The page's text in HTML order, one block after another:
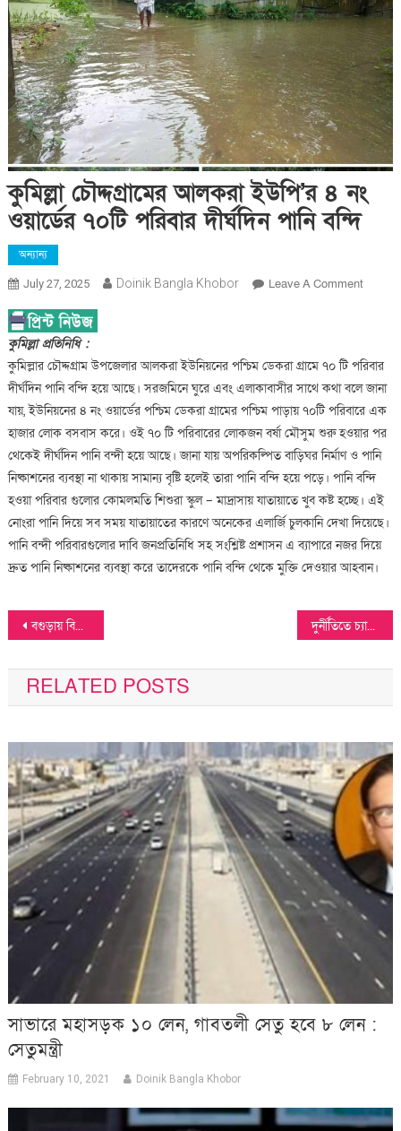
কুমিল্লা চৌদ্দগ্রামের আলকরা ইউপি’র ৪ নং
ওয়ার্ডের ৭০টি পরিবার দীর্ঘদিন পানি বন্দি
অন্যান্য
July 27, 2025 Doinik Bangla Khobor Leave A CommentOn
ইউপি’র
৪
নং
ওয়ার্ডের
৭০টি
পরিবার
পানি
বন্দি
কুমিল্লা প্রতিনিধি :
কুমিল্লার চৌদ্দগ্রাম উপজেলার আলকরা ইউনিয়নের পশ্চিম ডেকরা গ্রামে ৭০ টি পরিবার
দীর্ঘদিন পানি বন্দি হয়ে আছে। সরজমিনে ঘুরে এবং এলাকাবাসীর সাথে কথা বলে জানা
যায়, ইউনিয়নের ৪ নং ওয়ার্ডের পশ্চিম ডেকরা গ্রামের পশ্চিম পাড়ায় ৭০টি পরিবারে এক
হাজার লোক বসবাস করে। ওই ৭০ টি পরিবারের লোকজন বর্ষা মৌসুম শুরু হওয়ার পর
থেকেই দীর্ঘদিন পানি বন্দী হয়ে আছে। জানা যায় অপরিকল্পিত বাড়িঘর নির্মাণ ও পানি
নিষ্কাশনের ব্যবস্থা না থাকায় সামান্য বৃষ্টি হলেই তারা পানি বন্দি হয়ে পড়ে। পানি বন্দি
হওয়া পরিবার গুলোর কোমলমতি শিশুরা স্কুল – মাদ্রাসায় যাতায়াতে খুব কষ্ট হচ্ছে। এই
নোংরা পানি দিয়ে সব সময় যাতায়াতের কারণে অনেকের এলার্জি চুলকানি দেখা দিয়েছে।
পানি বন্দী পরিবারগুলোর দাবি জনপ্রতিনিধি সহ সংশ্লিষ্ট প্রশাসন এ ব্যাপারে নজর দিয়ে
দ্রুত পানি নিষ্কাশনের ব্যবস্থা করে তাদেরকে পানি বন্দি থেকে মুক্তি দেওয়ার আহবান।
Post
navigation
বগুড়ায় বিশেষ অভিযানে চায়নিজ ফোল্ডিং চাকু ও চাপাতি উদ্ধার দুর্নীতিতে চ্যাম্পিয়ান কুমেক হাসপাতালের আওয়ামী দোসর দেলোয়ার এখনো বহাল তবিয়তে
RELATED POSTS
সাভারে মহাসড়ক ১০ লেন, গাবতলী সেতু হবে ৮ লেন :
সেতুমন্ত্রী
February 10, 2021 Doinik Bangla Khobor